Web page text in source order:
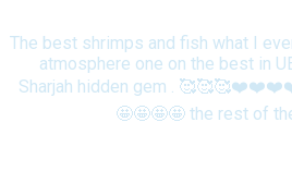
The best shrimps and fish what I
atmosphere one on the best in
Sharjah hidden gem .
the rest of the